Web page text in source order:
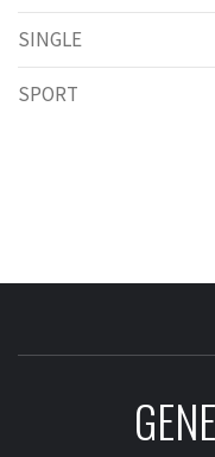
SINGLE
SPORT